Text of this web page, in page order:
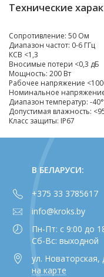
Технические
Сопротивление: 50 Ом
Диапазон частот: 0-6 ГГц
КСВ <1,3
Вносимые потери <0,3 дБ
Мощность: 200 Вт
Рабочее напряжение
Номинальное
Диапазон температур: -
Допустимая влажность:
Класс защиты: IP67
В БЕЛАРУСИ:
+375 33 3785617
info@kroks.by
Пн-Пт: с 9:00 до
Сб-Вс: выходной
ул. Новаторская,
на карте